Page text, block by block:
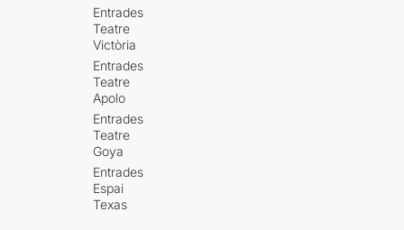
Entrades
Teatre
Victòria
Entrades
Teatre
Apolo
Entrades
Teatre
Goya
Entrades
Espai
Texas